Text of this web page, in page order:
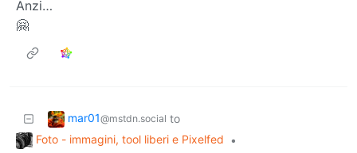
Anzi…
🤗
mar01@mstdn.social to
Foto - immagini, tool liberi e Pixelfed
•